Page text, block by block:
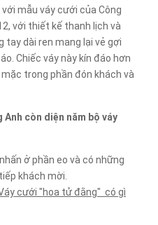
mẫu váy cưới của Công
với thiết kế thanh lịch và
tay dài ren mang lại vẻ gợi
Chiếc váy này kín đáo hơn
trong phần đón khách và
còn diện năm bộ váy
ở phần eo và có những
khách mời.
cưới "hoa tử đằng" có gì